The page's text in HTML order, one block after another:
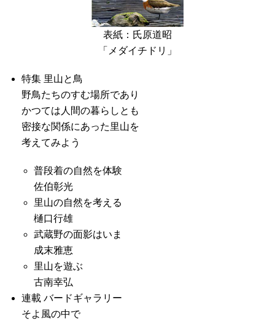
表紙：氏原道昭
「メダイチドリ」
特集 里山と鳥
野鳥たちのすむ場所であり
かつては人間の暮らしとも
密接な関係にあった里山を
考えてみよう
普段着の自然を体験
佐伯彰光
里山の自然を考える
樋口行雄
武蔵野の面影はいま
成末雅恵
里山を遊ぶ
古南幸弘
連載 バードギャラリー
そよ風の中で